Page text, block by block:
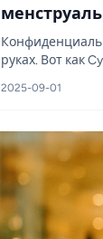
руках. Вот как
2025-09-01